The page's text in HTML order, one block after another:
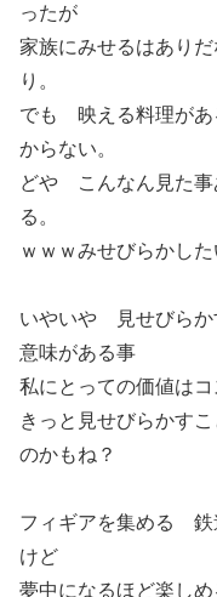
ったが
家族にみせるはあり
り。
でも 映える料理が
からない。
どや こんなん見た事
る。
ｗｗｗみせびらかした
いやいや 見せびらか
意味がある事
私にとっての価値は
きっと見せびらかす
のかもね？
フィギアを集める
けど
夢中になるほど楽し